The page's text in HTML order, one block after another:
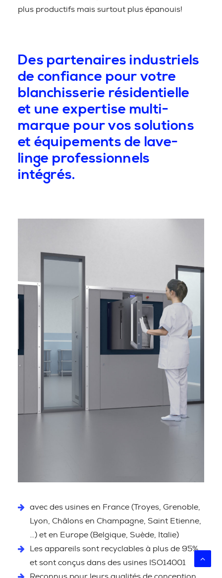
plus productifs mais surtout plus épanouis!
Des partenaires industriels
de confiance pour votre
blanchisserie résidentielle
et une expertise multi-
marque pour vos solutions
et équipements de lave-
linge professionnels
intégrés.
avec des usines en France (Troyes, Grenoble,
Lyon, Châlons en Champagne, Saint Etienne,
…) et en Europe (Belgique, Suède, Italie)
Les appareils sont recyclables à plus de 95%
et sont conçus dans des usines ISO14001